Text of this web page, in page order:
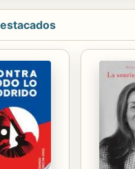
mundo existe más allá de
parámetros. Una pareja,
profecía, unos demonios
quieren cubrir de
mundo y un grupo de
dispuestos a morir para
lograrán?